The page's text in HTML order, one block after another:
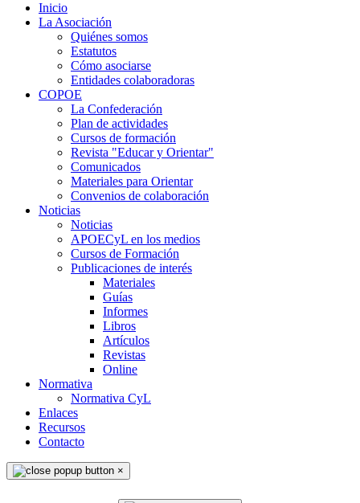
Inicio
La Asociación
Quiénes somos
Estatutos
Cómo asociarse
Entidades colaboradoras
COPOE
La Confederación
Plan de actividades
Cursos de formación
Revista "Educar y Orientar"
Comunicados
Materiales para Orientar
Convenios de colaboración
Noticias
Noticias
APOECyL en los medios
Cursos de Formación
Publicaciones de interés
Materiales
Guías
Informes
Libros
Artículos
Revistas
Online
Normativa
Normativa CyL
Enlaces
Recursos
Contacto
×